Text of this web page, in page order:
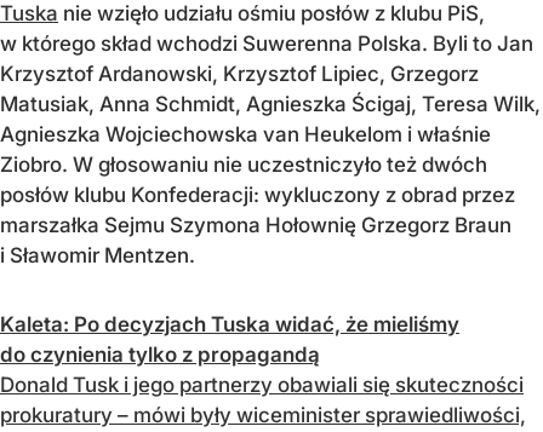
Tuska nie wzięło udziału ośmiu posłów z klubu PiS,
w którego skład wchodzi Suwerenna Polska. Byli to Jan
Krzysztof Ardanowski, Krzysztof Lipiec, Grzegorz
Matusiak, Anna Schmidt, Agnieszka Ścigaj, Teresa Wilk,
Agnieszka Wojciechowska van Heukelom i właśnie
Ziobro. W głosowaniu nie uczestniczyło też dwóch
posłów klubu Konfederacji: wykluczony z obrad przez
marszałka Sejmu Szymona Hołownię Grzegorz Braun
i Sławomir Mentzen.
Kaleta: Po decyzjach Tuska widać, że mieliśmy
do czynienia tylko z propagandą
Donald Tusk i jego partnerzy obawiali się skuteczności
prokuratury – mówi były wiceminister sprawiedliwości,